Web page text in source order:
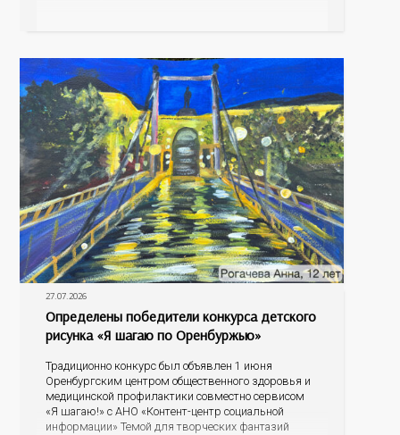
27.07.2026
Определены победители конкурса детского
рисунка «Я шагаю по Оренбуржью»
Традиционно конкурс был объявлен 1 июня
Оренбургским центром общественного здоровья и
медицинской профилактики совместно сервисом
«Я шагаю!» с АНО «Контент-центр социальной
информации» Темой для творческих фантазий